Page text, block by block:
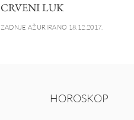
CRVENI LUK
ZADNJE AŽURIRANO 18.12.2017.
HOROSKOP